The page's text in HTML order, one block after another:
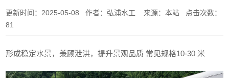
更新时间：2025-05-08 作者：弘浦水工 来源：本站 点击次数：
81
形成稳定水景，兼顾泄洪，提升景观品质 常见规格10-30 米